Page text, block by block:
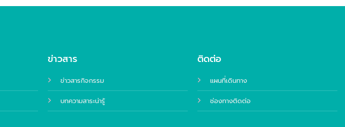
ข่าวสาร
ข่าวสารกิจกรรม
บทความสาระน่ารู้
ติดต่อ
แผนที่เดินทาง
ช่องทางติดต่อ